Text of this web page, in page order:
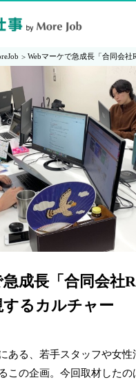
Webマーケで急成長「合同会
成長「合同会社
るカルチャー
ある、若手スタッフや女性
この企画。今回取材したの